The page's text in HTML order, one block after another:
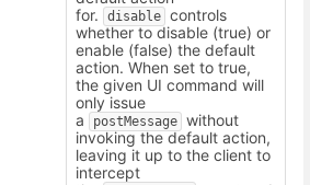
for.
disable controls
whether to disable (true) or
enable (false) the default
action. When set to true,
the given UI command will
only issue
a
postMessage without
invoking the default action,
leaving it up to the client to
intercept